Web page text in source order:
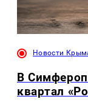
Новости
В
квартал